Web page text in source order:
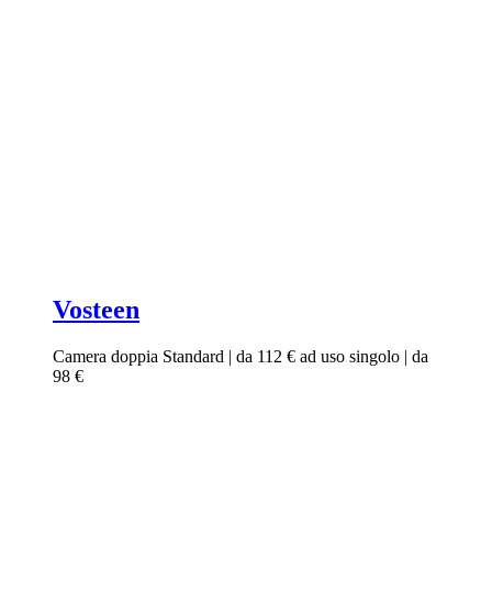
Vosteen
Camera doppia Standard | da 112 € ad uso singolo | da
98 €